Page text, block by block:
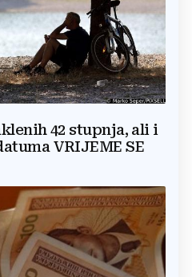
42 stupnja, ali i
VRIJEME SE